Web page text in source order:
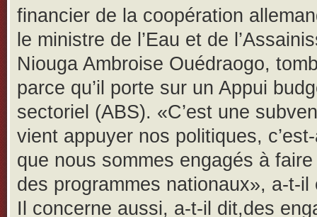
financier de la coopération
le ministre de l’Eau et de
Niouga Ambroise Ouédraogo,
parce qu’il porte sur un Appui
sectoriel (ABS). «C’est une
vient appuyer nos politiques,
que nous sommes engagés à
des programmes nationaux», a-t-il
Il concerne aussi, a-t-il dit,des